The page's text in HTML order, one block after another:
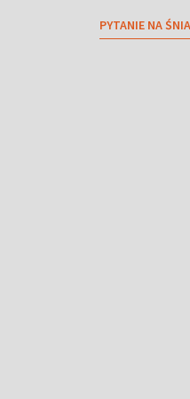
PYTANIE NA